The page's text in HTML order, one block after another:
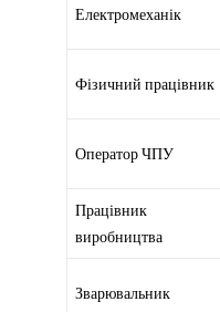
Електромеханік
Фізичний працівник
Оператор ЧПУ
Працівник
виробництва
Зварювальник